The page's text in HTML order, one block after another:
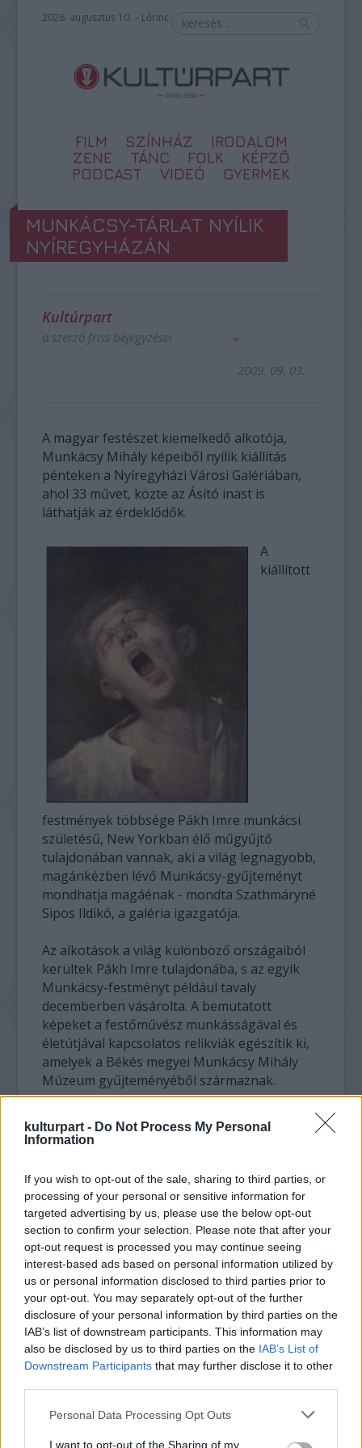
kulturpart - Do Not Process My Personal
Information
If you wish to opt-out of the sale, sharing to third parties, or
processing of your personal or sensitive information for
targeted advertising by us, please use the below opt-out
section to confirm your selection. Please note that after your
opt-out request is processed you may continue seeing
interest-based ads based on personal information utilized by
us or personal information disclosed to third parties prior to
your opt-out. You may separately opt-out of the further
disclosure of your personal information by third parties on the
IAB’s list of downstream participants. This information may
also be disclosed by us to third parties on the IAB’s List of
Downstream Participants that may further disclose it to other
Please note that this website/app uses one or more Google
not limited to your visit or usage behaviour. You may click to
Personal Data Processing Opt Outs
I want to opt-out of the Sharing of my
2026. augusztus 10. – Lőrinc
FILM SZÍNHÁZ
IRODALOM
ZENE
TÁNC FOLK
KÉPZŐ
PODCAST
VIDEÓ GYERMEK
MUNKÁCSY-TÁRLAT NYÍLIK
NYÍREGYHÁZÁN
Kultúrpart
a szerző friss bejegyzései
2009. 09. 03.
A magyar festészet kiemelkedő alkotója,
Munkácsy Mihály képeiből nyílik kiállítás
pénteken a Nyíregyházi Városi Galériában,
ahol 33 művet, közte az Ásító inast is
láthatják az érdeklődők.
A
kiállított
festmények többsége Pákh Imre munkácsi
születésű, New Yorkban élő műgyűjtő
tulajdonában vannak, aki a világ legnagyobb,
magánkézben lévő Munkácsy-gyűjteményt
mondhatja magáénak - mondta Szathmáryné
Sipos Ildikó, a galéria igazgatója.
Az alkotások a világ különböző országaiból
kerültek Pákh Imre tulajdonába, s az egyik
Munkácsy-festményt például tavaly
decemberben vásárolta. A bemutatott
képeket a festőművész munkásságával és
életútjával kapcsolatos relikviák egészítik ki,
amelyek a Békés megyei Munkácsy Mihály
Múzeum gyűjteményéből származnak.
A galéria három szintjén elhelyezett 33
alkotás között Munkácsy életművének
festmények a január 3-ig nyitva tartó
kiállításon. A kezdetek biedermeier stílusában
festett alkotásokat például az 1863-ban
készült kisleány portré képviseli.
A festő bécsi, müncheni és düsseldorfi
akadémián szerzett tudásáról népi
zsánerképe, a világhírű Ásító inas ad
bizonyságot. Realista szemléletmódját pedig
az Öregasszony mappával és a Bohém című
festmény tükrözteti, amelyeket 1873-ban
készített. Látható Munkácsy figurális tájképei
gyermek és a Cigányok az erdőszélen, a Téli